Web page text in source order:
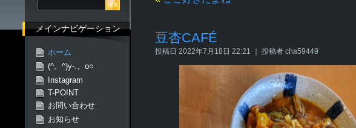
豆杏CAFÉ
投稿日 2022年7月18日 22:21 ｜ 投稿者 cha59449
メインナビゲーション
ホーム
(^。^)y-.。o○
Instagram
T-POINT
お問い合わせ
お知らせ